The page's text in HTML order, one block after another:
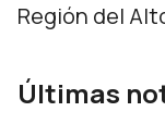
Región del
Últimas